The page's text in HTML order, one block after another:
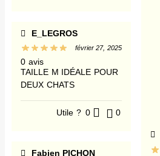
E_LEGROS
0 avis
février 27, 2025
TAILLE M IDÉALE POUR
DEUX CHATS
Utile ? 0 0
Fabien PICHON